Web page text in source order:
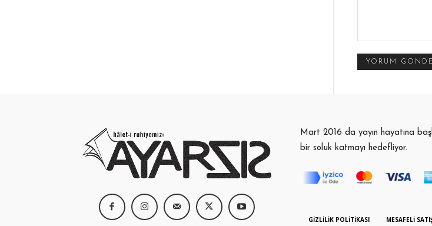
Mart 2016 da yayın hayatına
bir soluk katmayı hedefliyor.
GIZLILIK POLITIKASI MESAFELI